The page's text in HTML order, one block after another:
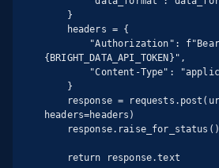
{BRIGHT_DATA_API_TOKEN}",
headers=headers)
    return response.text